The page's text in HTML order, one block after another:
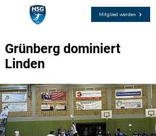
Mitglied werden
Grünberg dominiert
Linden